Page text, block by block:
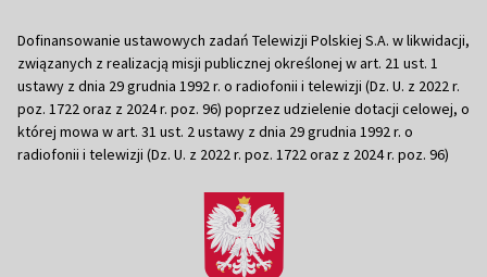
Dofinansowanie ustawowych zadań Telewizji Polskiej S.A. w likwidacji,
związanych z realizacją misji publicznej określonej w art. 21 ust. 1
ustawy z dnia 29 grudnia 1992 r. o radiofonii i telewizji (Dz. U. z 2022 r.
poz. 1722 oraz z 2024 r. poz. 96) poprzez udzielenie dotacji celowej, o
której mowa w art. 31 ust. 2 ustawy z dnia 29 grudnia 1992 r. o
radiofonii i telewizji (Dz. U. z 2022 r. poz. 1722 oraz z 2024 r. poz. 96)